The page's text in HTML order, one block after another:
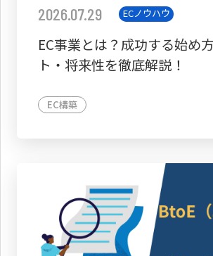
2026.07.29 ECノウハウ
EC事業とは？成功する始め
ト・将来性を徹底解説！
EC構築